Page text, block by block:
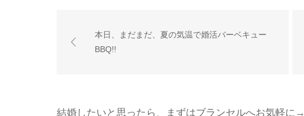
本日、まだまだ、夏の気温で婚活バーベキュー
BBQ!!
結婚したいと思ったら、まずはブランセルへお気軽に→